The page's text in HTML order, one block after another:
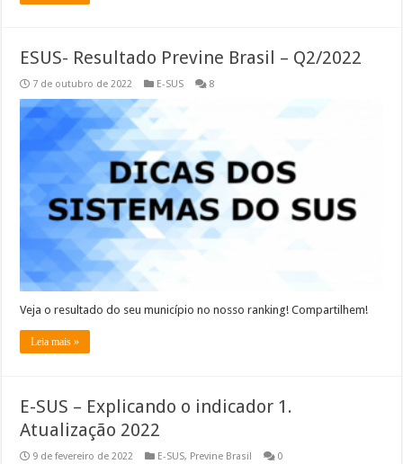
ESUS- Resultado Previne Brasil – Q2/2022
7 de outubro de 2022 E-SUS 8
Veja o resultado do seu município no nosso ranking! Compartilhem!
Leia mais »
E-SUS – Explicando o indicador 1.
Atualização 2022
9 de fevereiro de 2022 E-SUS, Previne Brasil 0